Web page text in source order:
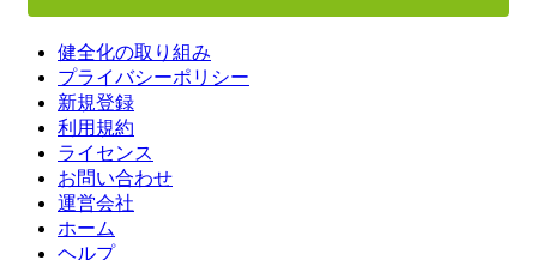
健全化の取り組み
プライバシーポリシー
新規登録
利用規約
ライセンス
お問い合わせ
運営会社
ホーム
ヘルプ